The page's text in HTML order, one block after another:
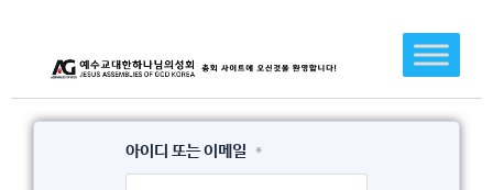
로
아이디 또는 이메일 *